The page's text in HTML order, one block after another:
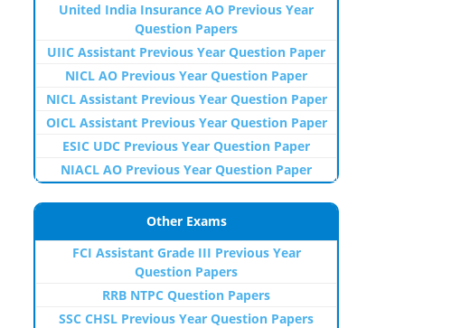
United India Insurance AO Previous Year
Question Papers
UIIC Assistant Previous Year Question Paper
NICL AO Previous Year Question Paper
NICL Assistant Previous Year Question Paper
OICL Assistant Previous Year Question Paper
ESIC UDC Previous Year Question Paper
NIACL AO Previous Year Question Paper
Other Exams
FCI Assistant Grade III Previous Year
Question Papers
RRB NTPC Question Papers
SSC CHSL Previous Year Question Papers